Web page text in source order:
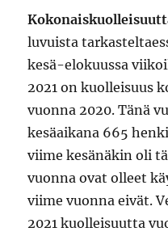
luvuista
kesä-elokuussa
2021 on kuolleisuus
vuonna 2020. Tänä
kesäaikana 665
viime kesänäkin oli
vuonna ovat olleet
viime vuonna eivät.
2021 kuolleisuutta